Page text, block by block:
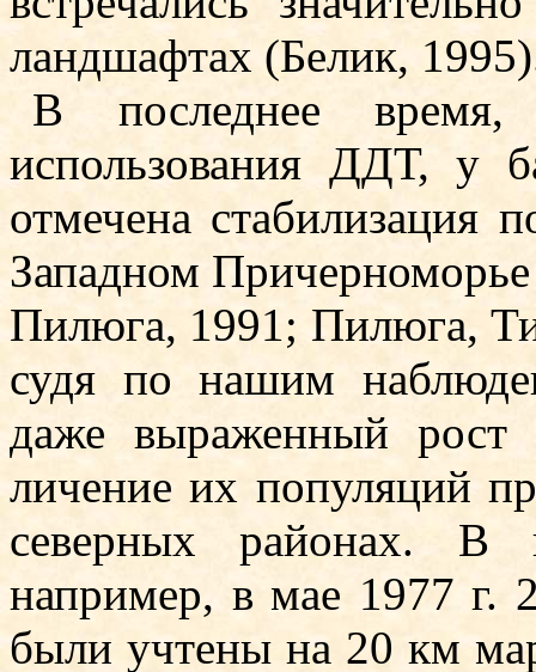
ландшафтах (Белик,
В последнее
использования ДДТ, у
отмечена стабилизация
Западном
Пи­люга, 1991; Пилюга,
судя по нашим
даже выраженный рост
личение их популяций
северных районах. В
например, в мае 1977 г.
были учтены на 20 км